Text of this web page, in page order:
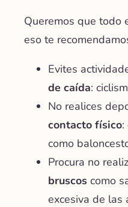
Queremos que todo
eso te
Evites
de caída:
No realices
contacto físico
como
Procura no
bruscos como
excesiva de las